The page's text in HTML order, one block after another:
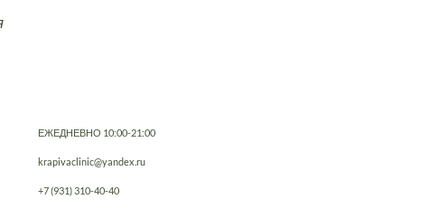
ЕЖЕДНЕВНО 10:00-21:00
krapivaclinic@yandex.ru
+7 (931) 310-40-40